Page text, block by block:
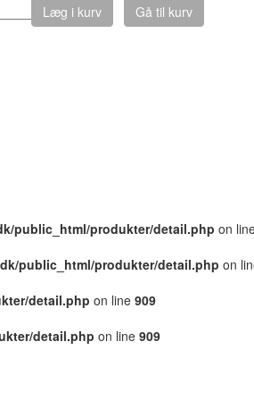
Læg i kurv
Gå til kurv
public_html/produkter/detail.php on
public_html/produkter/detail.php on
detail.php on line 909
detail.php on line 909